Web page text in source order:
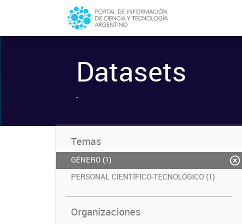
Datasets
-
Temas
GÉNERO (1)
PERSONAL CIENTÍFICO-TECNOLÓGICO (1)
Organizaciones